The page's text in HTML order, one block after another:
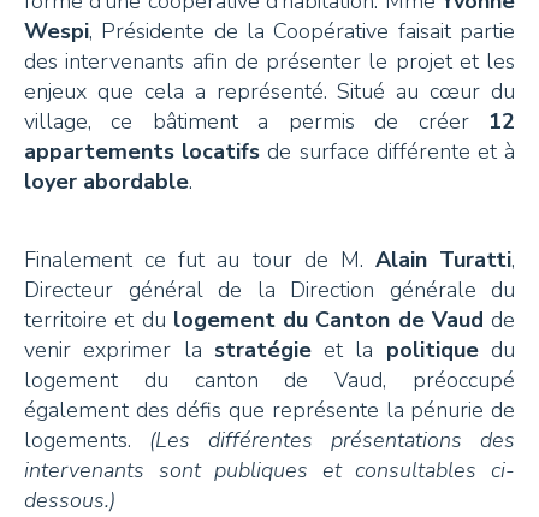
Wespi, Présidente de la Coopérative faisait partie
des intervenants afin de présenter le projet et les
enjeux que cela a représenté. Situé au cœur du
village, ce bâtiment a permis de créer 12
appartements locatifsde surface différente et à
loyer abordable.
Finalement ce fut au tour de M. Alain Turatti,
Directeur général de la Direction générale du
territoire et du logement du Canton de Vaud de
venir exprimer la stratégieet la politiquedu
logement du canton de Vaud, préoccupé
également des défis que représente la pénurie de
logements. (Les différentes présentations des
intervenants sont publiques et consultables ci-
dessous.)